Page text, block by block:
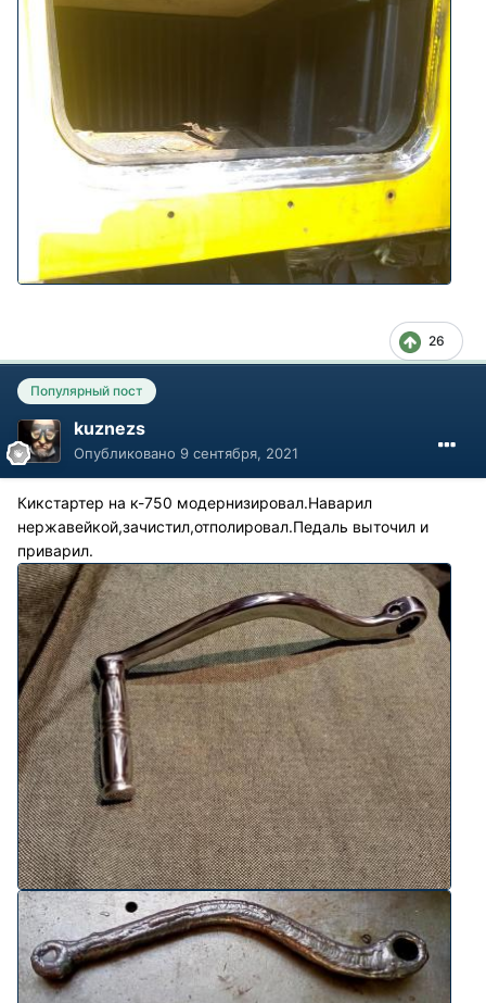
26
Популярный пост
kuznezs
Опубликовано 9 сентября, 2021
Кикстартер на к-750 модернизировал.Наварил
нержавейкой,зачистил,отполировал.Педаль выточил и
приварил.